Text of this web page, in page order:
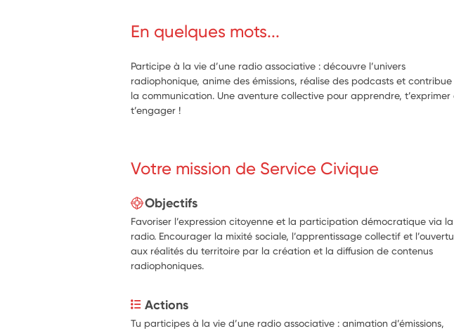
En quelques mots...
Participe à la vie d’une radio associative : découvre l’univers
radiophonique, anime des émissions, réalise des podcasts et contribue
la communication. Une aventure collective pour apprendre, t’exprimer
t’engager !
Votre mission de Service Civique
Objectifs
Favoriser l’expression citoyenne et la participation démocratique via la
radio. Encourager la mixité sociale, l’apprentissage collectif et
aux réalités du territoire par la création et la diffusion de contenus
radiophoniques.
Actions
Tu participes à la vie d’une radio associative : animation d’émissions,